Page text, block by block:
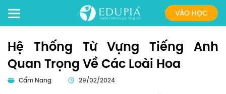
VÀO HỌC
Hệ Thống Từ Vựng Tiếng Anh
Quan Trọng Về Các Loài Hoa
Cẩm Nang 29/02/2024